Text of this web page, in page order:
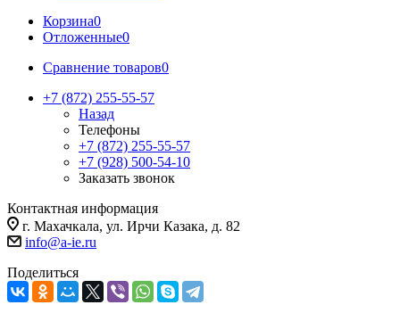
Корзина0
Отложенные0
Сравнение товаров0
+7 (872) 255-55-57
Назад
Телефоны
+7 (872) 255-55-57
+7 (928) 500-54-10
Заказать звонок
Контактная информация
г. Махачкала, ул. Ирчи Казака, д. 82
info@a-ie.ru
Поделиться